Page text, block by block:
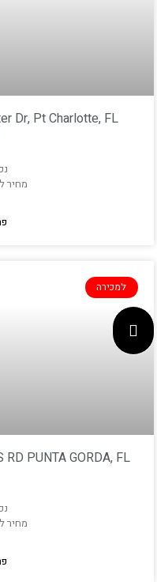
Dr, Pt Charlotte, FL
מחיר
למכירה
PUNTA GORDA, FL
מחיר